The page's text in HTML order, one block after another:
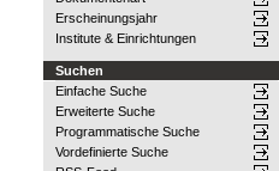
Erscheinungsjahr
Institute & Einrichtungen
Suchen
Einfache Suche
Erweiterte Suche
Programmatische Suche
Vordefinierte Suche